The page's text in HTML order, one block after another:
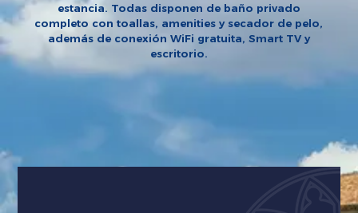
estancia. Todas disponen de baño privado
completo con toallas, amenities y secador de pelo,
además de conexión WiFi gratuita, Smart TV y
escritorio.